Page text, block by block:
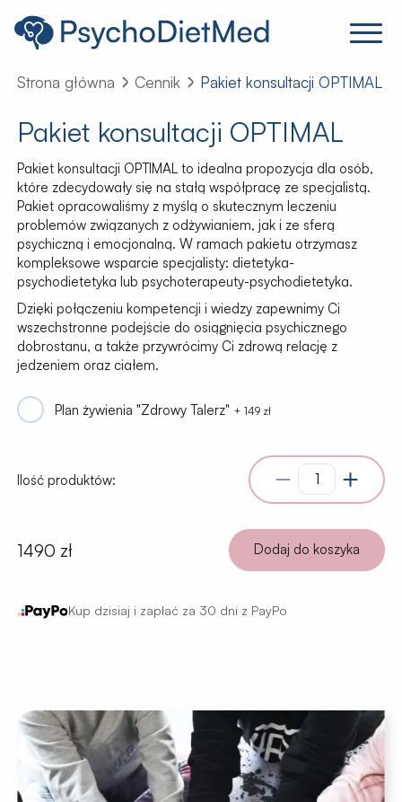
Strona główna Cennik Pakiet konsultacji OPTIMAL
Pakiet konsultacji OPTIMAL
Pakiet konsultacji OPTIMAL to idealna propozycja dla osób,
które zdecydowały się na stałą współpracę ze specjalistą.
Pakiet opracowaliśmy z myślą o skutecznym leczeniu
problemów związanych z odżywianiem, jak i ze sferą
psychiczną i emocjonalną. W ramach pakietu otrzymasz
kompleksowe wsparcie specjalisty: dietetyka-
psychodietetyka lub psychoterapeuty-psychodietetyka.
Dzięki połączeniu kompetencji i wiedzy zapewnimy Ci
wszechstronne podejście do osiągnięcia psychicznego
dobrostanu, a także przywrócimy Ci zdrową relację z
jedzeniem oraz ciałem.
Plan żywienia "Zdrowy Talerz" + 149zł
Ilość produktów:
1490 zł Dodaj do koszyka
Kup dzisiaj i zapłać za 30 dni z PayPo